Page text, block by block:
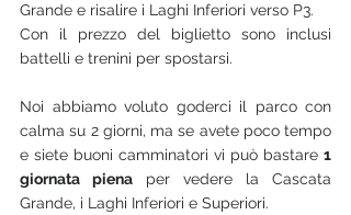
Grande e risalire i Laghi Inferiori verso P3.
Con il prezzo del biglietto sono inclusi
battelli e trenini per spostarsi.
Noi abbiamo voluto goderci il parco con
calma su 2 giorni, ma se avete poco tempo
e siete buoni camminatori vi può bastare 1
giornata piena per vedere la Cascata
Grande, i Laghi Inferiori e Superiori.